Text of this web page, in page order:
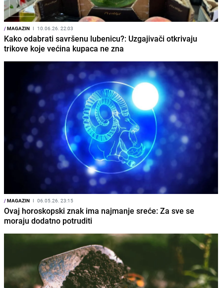
/MAGAZIN I 10.06.26. 22:03
Kako odabrati savršenu lubenicu?: Uzgajivači otkrivaju
trikove koje većina kupaca ne zna
/MAGAZIN I 06.05.26. 23:15
Ovaj horoskopski znak ima najmanje sreće: Za sve se
moraju dodatno potruditi